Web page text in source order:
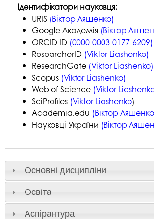
Ідентифікатори науковця:
URIS (Віктор Ляшенко)
Google Академія (Віктор
ORCID ID (0000-0003-0177-6209)
ResearcherID (Viktor Liashenko)
ResearchGate (Viktor Liashenko)
Scopus (Viktor Liashenko)
Web of Science (Viktor
SciProfiles (Viktor Liashenko)
Academia.edu (Віктор
Науковці України (Віктор
Основні дисципліни
Освіта
Аспірантура